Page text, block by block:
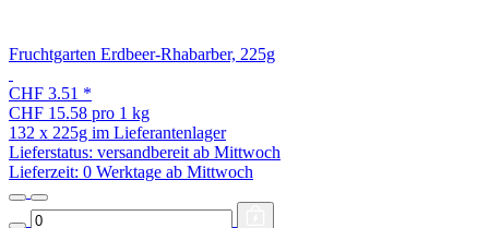
Fruchtgarten Erdbeer-Rhabarber, 225g
CHF 3.51 *
CHF 15.58 pro 1 kg
132 x 225g im Lieferantenlager
Lieferstatus: versandbereit ab Mittwoch
Lieferzeit: 0 Werktage ab Mittwoch